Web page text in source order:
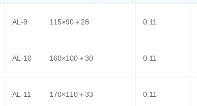
AL-9 115×90＋28 0.11
AL-10 160×100＋30 0.11
AL-11 170×110＋33 0.11